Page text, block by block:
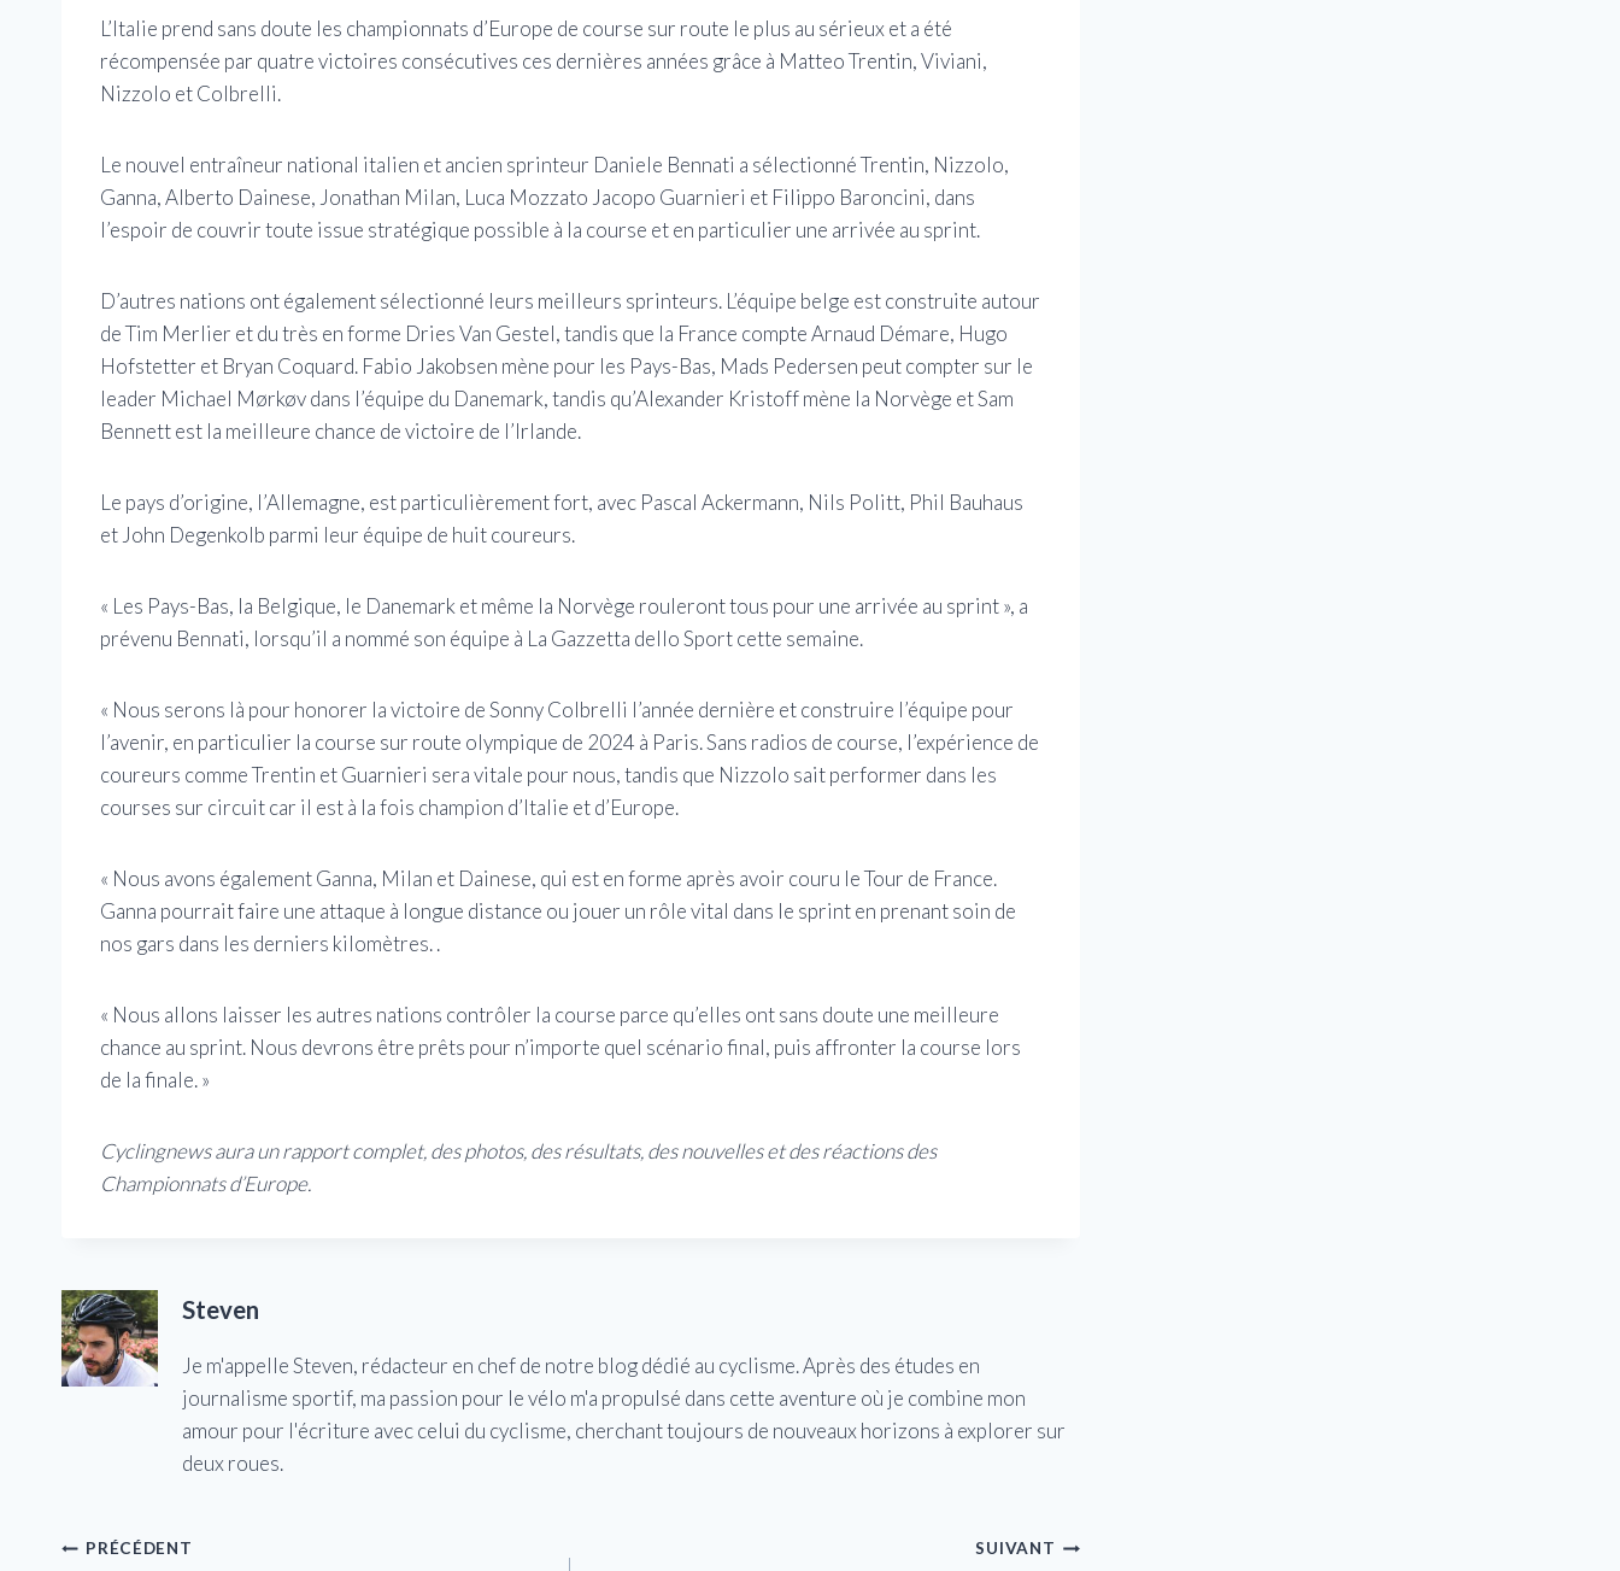
L’Italie prend sans doute les championnats d’Europe de course sur route le plus au sérieux et a été
récompensée par quatre victoires consécutives ces dernières années grâce à Matteo Trentin, Viviani,
Nizzolo et Colbrelli.
Le nouvel entraîneur national italien et ancien sprinteur Daniele Bennati a sélectionné Trentin, Nizzolo,
Ganna, Alberto Dainese, Jonathan Milan, Luca Mozzato Jacopo Guarnieri et Filippo Baroncini, dans
l’espoir de couvrir toute issue stratégique possible à la course et en particulier une arrivée au sprint.
D’autres nations ont également sélectionné leurs meilleurs sprinteurs. L’équipe belge est construite autour
de Tim Merlier et du très en forme Dries Van Gestel, tandis que la France compte Arnaud Démare, Hugo
Hofstetter et Bryan Coquard. Fabio Jakobsen mène pour les Pays-Bas, Mads Pedersen peut compter sur le
leader Michael Mørkøv dans l’équipe du Danemark, tandis qu’Alexander Kristoff mène la Norvège et Sam
Bennett est la meilleure chance de victoire de l’Irlande.
Le pays d’origine, l’Allemagne, est particulièrement fort, avec Pascal Ackermann, Nils Politt, Phil Bauhaus
et John Degenkolb parmi leur équipe de huit coureurs.
« Les Pays-Bas, la Belgique, le Danemark et même la Norvège rouleront tous pour une arrivée au sprint », a
prévenu Bennati, lorsqu’il a nommé son équipe à La Gazzetta dello Sport cette semaine.
« Nous serons là pour honorer la victoire de Sonny Colbrelli l’année dernière et construire l’équipe pour
l’avenir, en particulier la course sur route olympique de 2024 à Paris. Sans radios de course, l’expérience de
coureurs comme Trentin et Guarnieri sera vitale pour nous, tandis que Nizzolo sait performer dans les
courses sur circuit car il est à la fois champion d’Italie et d’Europe.
« Nous avons également Ganna, Milan et Dainese, qui est en forme après avoir couru le Tour de France.
Ganna pourrait faire une attaque à longue distance ou jouer un rôle vital dans le sprint en prenant soin de
nos gars dans les derniers kilomètres. .
« Nous allons laisser les autres nations contrôler la course parce qu’elles ont sans doute une meilleure
chance au sprint. Nous devrons être prêts pour n’importe quel scénario final, puis affronter la course lors
de la finale. »
Cyclingnews aura un rapport complet, des photos, des résultats, des nouvelles et des réactions des
Championnats d’Europe.
Steven
Je m'appelle Steven, rédacteur en chef de notre blog dédié au cyclisme. Après des études en
journalisme sportif, ma passion pour le vélo m'a propulsé dans cette aventure où je combine mon
amour pour l'écriture avec celui du cyclisme, cherchant toujours de nouveaux horizons à explorer sur
deux roues.
Navigation
PRÉCÉDENT SUIVANT